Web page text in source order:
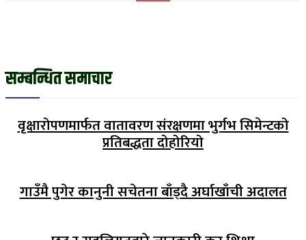
सम्बन्धित समाचार
वृक्षारोपणमार्फत वातावरण संरक्षणमा भुर्गभ सिमेन्टको
प्रतिबद्धता दोहोरियो
गाउँमै पुगेर कानुनी सचेतना बाँड्दै अर्घाखाँची अदालत